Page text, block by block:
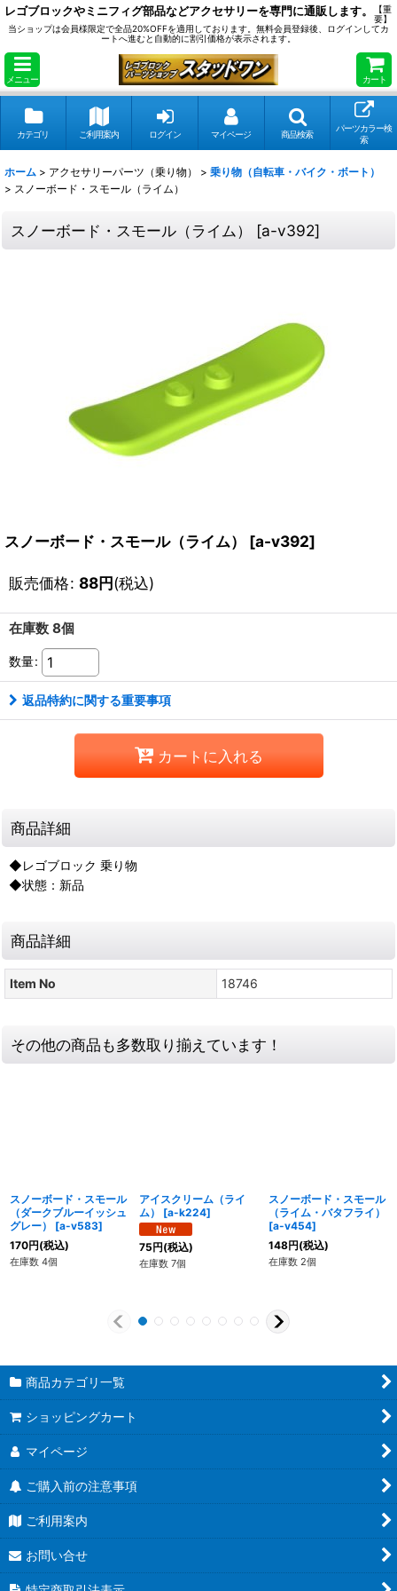
レゴブロックやミニフィグ部品などアクセサリーを専門に通販します。
【重
要】
当ショップは会員様限定で全品20%OFFを適用しております。無料会員登録後、ログインしてカ
ートへ進むと自動的に割引価格が表示されます。
メニュー カート
カテゴリ ご利用案内 ログイン マイページ 商品検索
パーツカラー検
索
ホーム > アクセサリーパーツ（乗り物） > 乗り物（自転車・バイク・ボート）
> スノーボード・スモール（ライム）
スノーボード・スモール（ライム） [a-v392]
スノーボード・スモール（ライム） [a-v392]
販売価格: 88円(税込)
在庫数 8個
数量:
返品特約に関する重要事項
カートに入れる
商品詳細
◆レゴブロック 乗り物
◆状態：新品
商品詳細
Item No 18746
その他の商品も多数取り揃えています！
スノーボード・スモール
（ダークブルーイッシュ
グレー）
[a-v583]
170円(税込)
在庫数 4個
アイスクリーム（ライ
ム）
[a-k224]
75円(税込)
在庫数 7個
スノーボード・スモール
（ライム・バタフライ）
[a-v454]
148円(税込)
在庫数 2個
商品カテゴリ一覧
ショッピングカート
マイページ
ご購入前の注意事項
ご利用案内
お問い合せ